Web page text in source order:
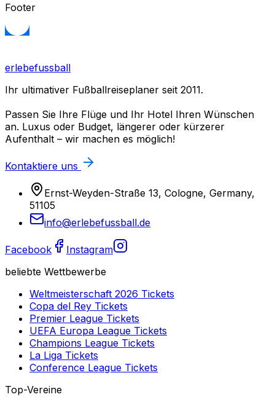
Footer
erlebefussball
Ihr ultimativer Fußballreiseplaner seit 2011.
Passen Sie Ihre Flüge und Ihr Hotel Ihren Wünschen
an. Luxus oder Budget, längerer oder kürzerer
Aufenthalt – wir machen es möglich!
Kontaktiere uns
Ernst-Weyden-Straße 13, Cologne, Germany,
51105
info@erlebefussball.de
Facebook
Instagram
beliebte Wettbewerbe
Weltmeisterschaft 2026 Tickets
Copa del Rey Tickets
Premier League Tickets
UEFA Europa League Tickets
Champions League Tickets
La Liga Tickets
Conference League Tickets
Top-Vereine